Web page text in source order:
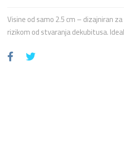
Visine od samo 2.5 cm – dizajniran
rizikom od stvaranja dekubitusa.